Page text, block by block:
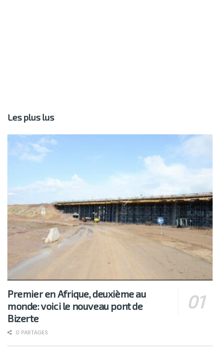
Les plus lus
Premier en Afrique, deuxième au
monde: voici le nouveau pont de
Bizerte
0 PARTAGES